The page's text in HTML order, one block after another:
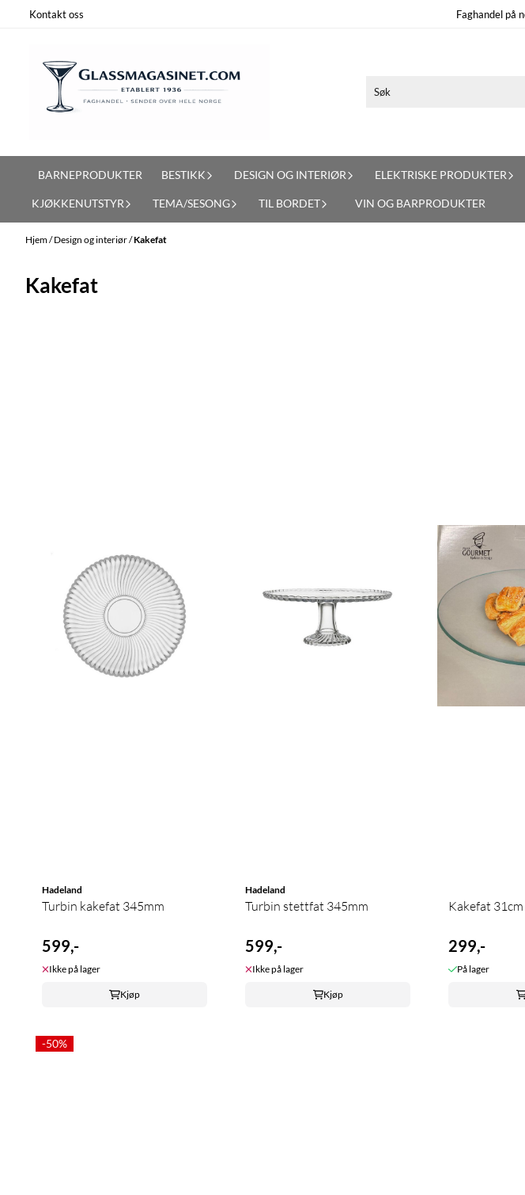
Hopp til innhold
Kontakt oss Faghandel på
BARNEPRODUKTER BESTIKK DESIGN OG INTERIØR ELEKTRISKE PRODUKTER
KJØKKENUTSTYR TEMA/SESONG TIL BORDET VIN OG BARPRODUKTER
Hjem/Design og interiør/Kakefat
Kakefat
Hadeland
Turbin kakefat 345mm
599,-
Ikke på lager
Kjøp
Hadeland
Turbin stettfat 345mm
599,-
Ikke på lager
Kjøp
Kakefat 31cm
299,-
På lager
-50%